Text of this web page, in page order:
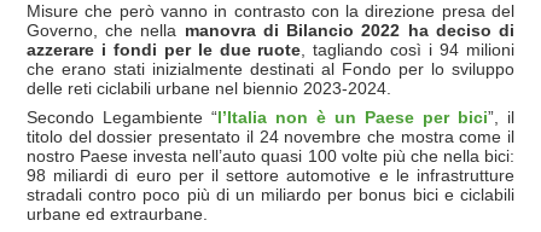
Misure che però vanno in contrasto con la direzione presa del
Governo, che nella manovra di Bilancio 2022 ha deciso di
azzerare i fondi per le due ruote, tagliando così i 94 milioni
che erano stati inizialmente destinati al Fondo per lo sviluppo
delle reti ciclabili urbane nel biennio 2023-2024.
Secondo Legambiente “l’Italia non è un Paese per bici”, il
titolo del dossier presentato il 24 novembre che mostra come il
nostro Paese investa nell’auto quasi 100 volte più che nella bici:
98 miliardi di euro per il settore automotive e le infrastrutture
stradali contro poco più di un miliardo per bonus bici e ciclabili
urbane ed extraurbane.